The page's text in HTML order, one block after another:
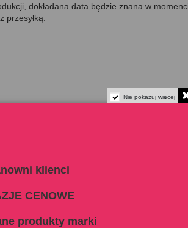
dokładana data będzie znana w
wapń 1200mg, witamina E 27mg
Nie pokazuj więcej
klienci
CENOWE
produkty marki